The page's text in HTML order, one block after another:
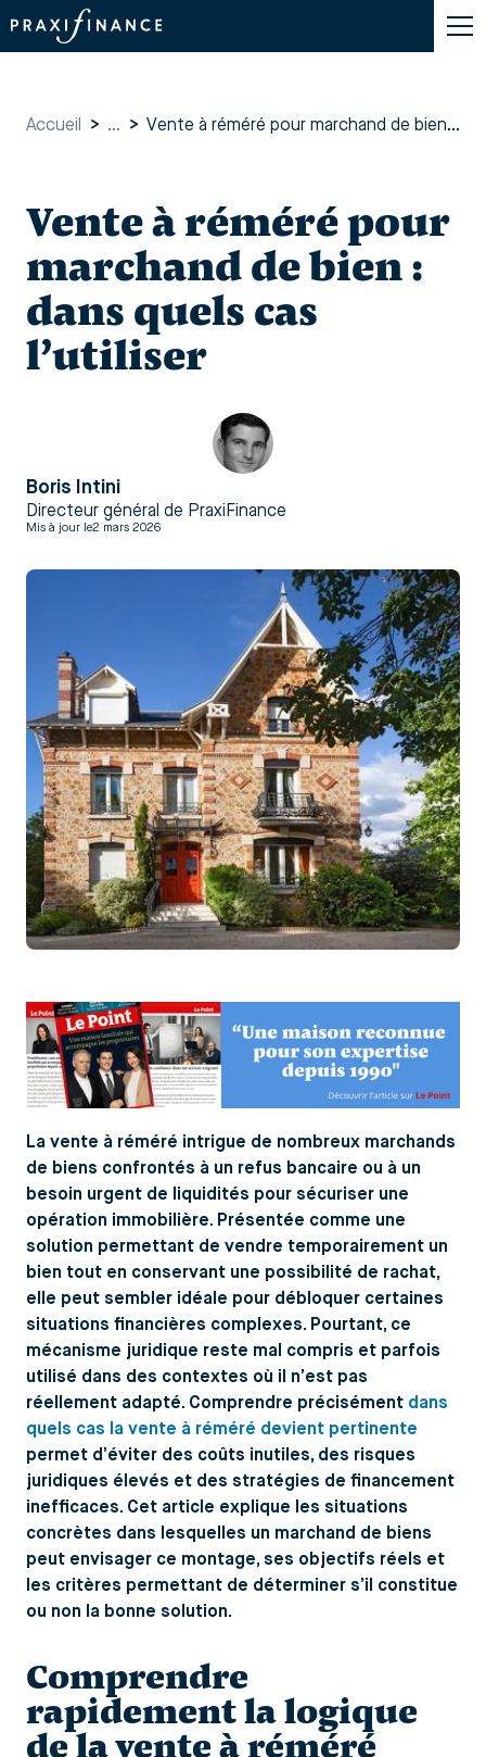
Accueil > ... > Vente à réméré pour marchand de bien : dans quels cas l’utiliser
Vente à réméré pour
marchand de bien :
dans quels cas
l’utiliser
Boris Intini
Directeur général de PraxiFinance
Mis à jour le2 mars 2026
La vente à réméré intrigue de nombreux marchands
de biens confrontés à un refus bancaire ou à un
besoin urgent de liquidités pour sécuriser une
opération immobilière. Présentée comme une
solution permettant de vendre temporairement un
bien tout en conservant une possibilité de rachat,
elle peut sembler idéale pour débloquer certaines
situations financières complexes. Pourtant, ce
mécanisme juridique reste mal compris et parfois
utilisé dans des contextes où il n’est pas
réellement adapté. Comprendre précisément dans
quels cas la vente à réméré devient pertinente
permet d’éviter des coûts inutiles, des risques
juridiques élevés et des stratégies de financement
inefficaces. Cet article explique les situations
concrètes dans lesquelles un marchand de biens
peut envisager ce montage, ses objectifs réels et
les critères permettant de déterminer s’il constitue
ou non la bonne solution.
Comprendre
rapidement la logique
de la vente à réméré